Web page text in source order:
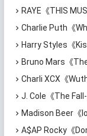
RAYE《THIS MUSIC
Charlie Puth《
Harry Styles《Kiss All The
Bruno Mars《The
Charli XCX《
J. Cole《The Fall-
Madison Beer《
A$AP Rocky《Don’t